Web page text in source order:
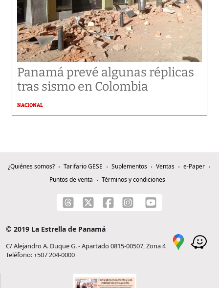
Panamá prevé algunas réplicas
tras sismo en Colombia
NACIONAL
¿Quiénes somos? Tarifario GESE Suplementos Ventas
e-Paper
Puntos de venta
Términos y condiciones
© 2019 La Estrella de Panamá
C/ Alejandro A. Duque G. - Apartado 0815-00507, Zona 4
Teléfono: +507 204-0000